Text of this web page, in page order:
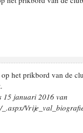
op het prikbord van de
15 januari 2016 van